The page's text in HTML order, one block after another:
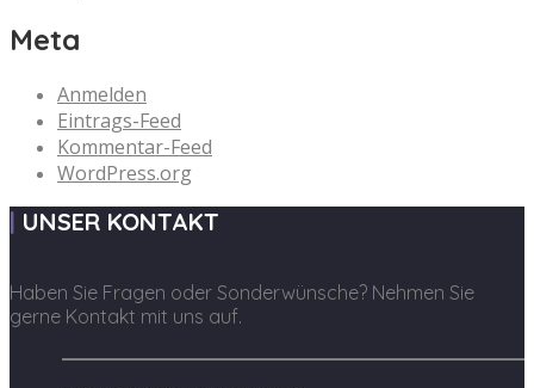
Meta
Anmelden
Eintrags-Feed
Kommentar-Feed
WordPress.org
UNSER KONTAKT
Haben Sie Fragen oder Sonderwünsche? Nehmen Sie
gerne Kontakt mit uns auf.